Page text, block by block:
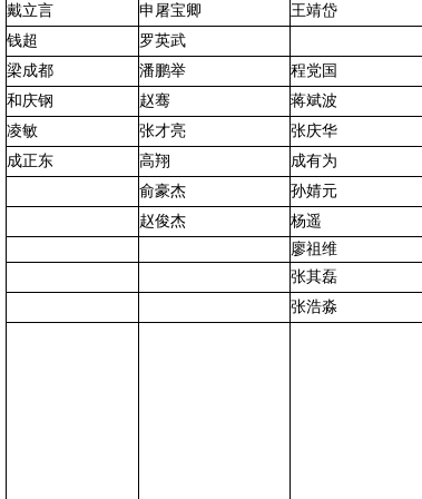
戴立言 申屠宝卿 王靖岱
钱超
罗英武
梁成都
潘鹏举 程党国
和庆钢
赵骞 蒋斌波
凌敏
张才亮 张庆华
成正东
高翔 成有为
俞豪杰
孙婧元
赵俊杰
杨遥
廖祖维
张其磊
张浩淼